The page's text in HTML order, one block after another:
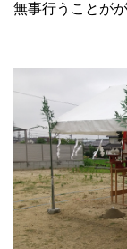
無事行うことが